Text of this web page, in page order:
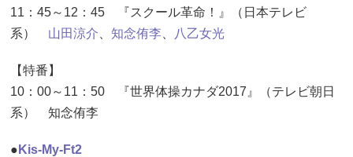
11：45～12：45 『スクール革命！』（日本テレビ
系） 山田涼介 知念侑李 八乙女光
【特番】
10：00～11：50 『世界体操カナダ2017』（テレビ朝日
系） 知念侑李
● Kis-My-Ft2